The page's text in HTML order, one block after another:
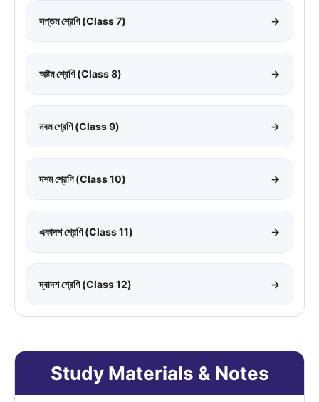
সপ্তম শ্রেণি (Class 7) →
অষ্টম শ্রেণি (Class 8) →
নবম শ্রেণি (Class 9) →
দশম শ্রেণি (Class 10) →
একাদশ শ্রেণি (Class 11) →
দ্বাদশ শ্রেণি (Class 12) →
Study Materials & Notes